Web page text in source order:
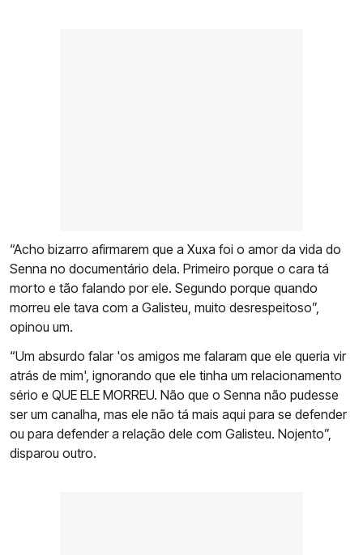
“Acho bizarro afirmarem que a Xuxa foi o amor da vida do
Senna no documentário dela. Primeiro porque o cara tá
morto e tão falando por ele. Segundo porque quando
morreu ele tava com a Galisteu, muito desrespeitoso”,
opinou um.
“Um absurdo falar 'os amigos me falaram que ele queria vir
atrás de mim', ignorando que ele tinha um relacionamento
sério e QUE ELE MORREU. Não que o Senna não pudesse
ser um canalha, mas ele não tá mais aqui para se defender
ou para defender a relação dele com Galisteu. Nojento”,
disparou outro.